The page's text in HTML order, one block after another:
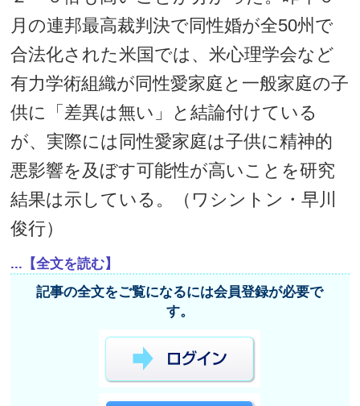
月の連邦最高裁判決で同性婚が全50州で
合法化された米国では、米心理学会など
有力学術組織が同性愛家庭と一般家庭の子
供に「差異は無い」と結論付けている
が、実際には同性愛家庭は子供に精神的
悪影響を及ぼす可能性が高いことを研究
結果は示している。（ワシントン・早川
俊行）
...【全文を読む】
記事の全文をご覧になるには会員登録が必要で
す。